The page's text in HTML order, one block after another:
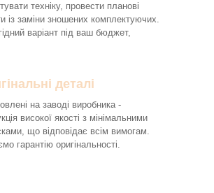
техніку, провести планові
із заміни зношених комплектуючих.
варіант під ваш бюджет,
деталі
на заводі виробника -
високої якості з мінімальними
що відповідає всім вимогам.
гарантію оригінальності.